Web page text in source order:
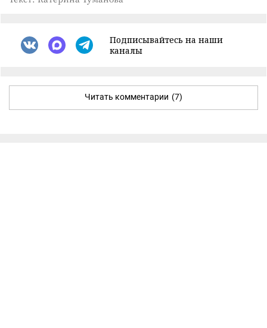
Подписывайтесь на наши
каналы
Читать комментарии (7)